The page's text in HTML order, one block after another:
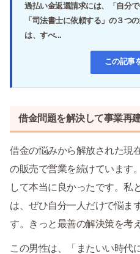
過払い金返還請求には、「自分
「司法書士に依頼する」の３つ
は、すべ...
この記事
借金問題を解決して事業再
借金の悩みから解放された現
の販売で営業を続けています
して本当に良かったです。私
は、ぜひ自分一人だけで悩ま
す。きっと最善の解決策を考
この男性は、「またいい時代